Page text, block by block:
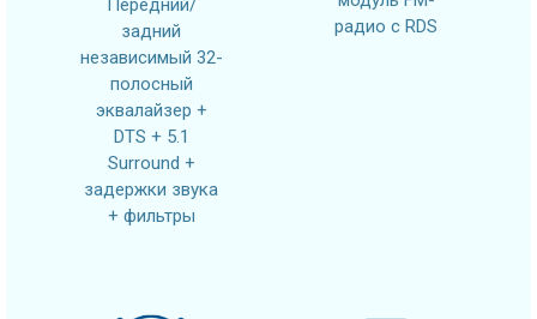
Передний/
задний
независимый 32-
полосный
эквалайзер +
DTS + 5.1
Surround +
задержки звука
+ фильтры
радио с RDS